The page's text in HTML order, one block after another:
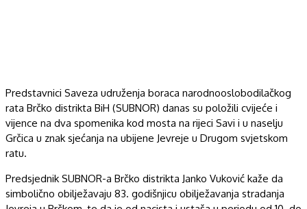
Predstavnici Saveza udruženja boraca narodnooslobodilačkog
rata Brčko distrikta BiH (SUBNOR) danas su položili cvijeće i
vijence na dva spomenika kod mosta na rijeci Savi i u naselju
Grčica u znak sjećanja na ubijene Jevreje u Drugom svjetskom
ratu.
Predsjednik SUBNOR-a Brčko distrikta Janko Vuković kaže da
simbolično obilježavaju 83. godišnjicu obilježavanja stradanja